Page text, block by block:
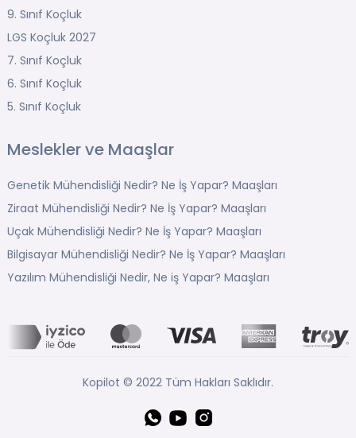
9. Sınıf Koçluk
LGS Koçluk 2027
7. Sınıf Koçluk
6. Sınıf Koçluk
5. Sınıf Koçluk
Meslekler ve Maaşlar
Genetik Mühendisliği Nedir? Ne İş Yapar? Maaşları
Ziraat Mühendisliği Nedir? Ne İş Yapar? Maaşları
Uçak Mühendisliği Nedir? Ne İş Yapar? Maaşları
Bilgisayar Mühendisliği Nedir? Ne İş Yapar? Maaşları
Yazılım Mühendisliği Nedir, Ne iş Yapar? Maaşları
Kopilot © 2022 Tüm Hakları Saklıdır.
Whatsapp
YouTubeInstagram